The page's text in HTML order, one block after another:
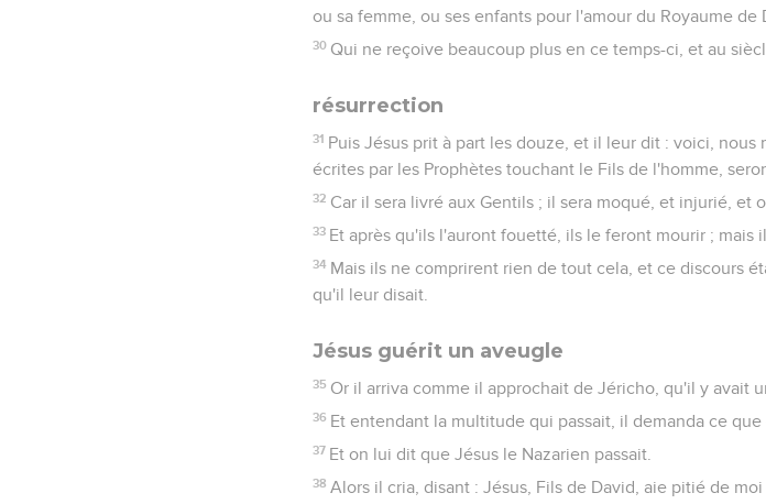
ou sa femme, ou ses enfants pour l'amour du Royaume de
30 Qui ne reçoive beaucoup plus en ce temps-ci, et au
résurrection
31 Puis Jésus prit à part les douze, et il leur dit : voici,
écrites par les Prophètes touchant le Fils de l'homme,
32 Car il sera livré aux Gentils ; il sera moqué, et injurié, et
33 Et après qu'ils l'auront fouetté, ils le feront mourir ; mais
34 Mais ils ne comprirent rien de tout cela, et ce discours
qu'il leur disait.
Jésus guérit un aveugle
35 Or il arriva comme il approchait de Jéricho, qu'il y avait
36 Et entendant la multitude qui passait, il demanda ce que
37 Et on lui dit que Jésus le Nazarien passait.
38 Alors il cria, disant : Jésus, Fils de David, aie pitié de moi